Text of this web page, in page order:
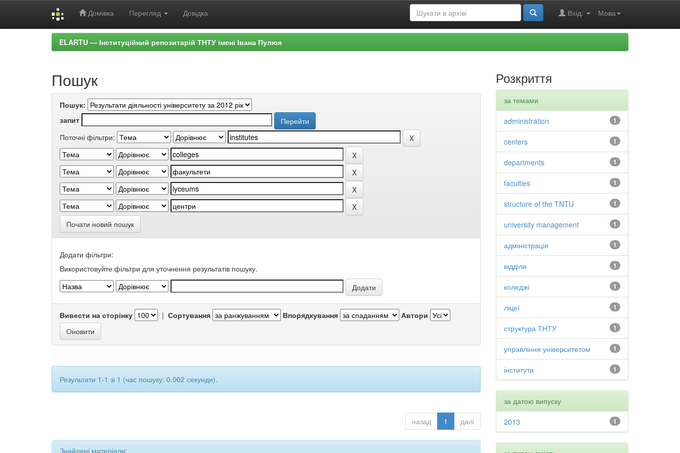
Домівка Перегляд Довідка Мова
Вхід:
ELARTU — Інституційний репозитарій ТНТУ імені Івана Пулюя
Пошук
Пошук:
запит
Поточні фільтри:
Почати новий пошук
Додати фільтри:
Використовуйте фільтри для уточнення результатів пошуку.
Вивести на сторінку | Сортування Впорядкування Автори
Результати 1-1 зі 1 (час пошуку: 0.002 секунди).
назад 1 далі
Знайдені матеріали:
Розкриття
за темами
1
administration
1
centers
1
departments
1
faculties
1
structure of the TNTU
1
university management
1
адміністрація
1
відділи
1
коледжі
1
ліцеї
1
структура ТНТУ
1
управління університетом
1
інститути
за датою випуску
1
2013